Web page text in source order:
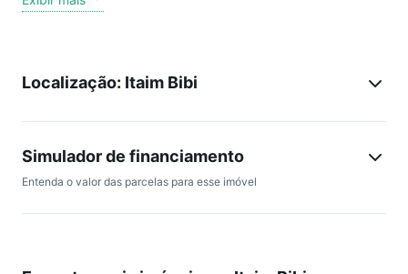
disposição. A localização privilegiada permite fácil acesso a
um dos bairros mais desejados da cidade!
Público-alvo
Voltado para profissionais e pequenas famílias que
deslocamento para escritórios e serviços.
Localização: Itaim Bibi
Simulador de financiamento
Entenda o valor das parcelas para esse imóvel